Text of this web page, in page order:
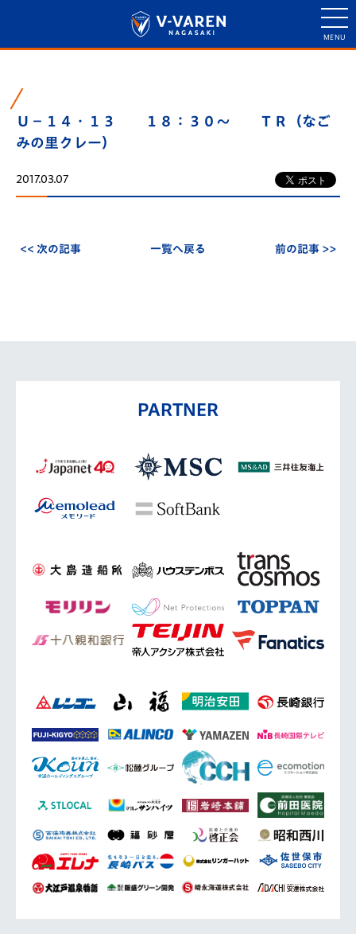
Ｕ－１４・１３ １８：３０～ ＴＲ（なご
みの里クレー）
2017.03.07
<< 次の記事 一覧へ戻る 前の記事 >>
PARTNER